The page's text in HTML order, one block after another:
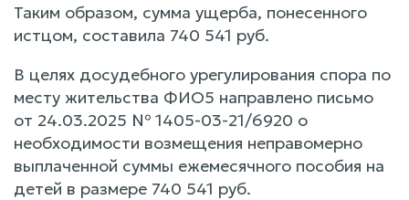
Таким образом, сумма ущерба, понесенного
истцом, составила 740 541 руб.
В целях досудебного урегулирования спора по
месту жительства ФИО5 направлено письмо
от 24.03.2025 № 1405-03-21/6920 о
необходимости возмещения неправомерно
выплаченной суммы ежемесячного пособия на
детей в размере 740 541 руб.